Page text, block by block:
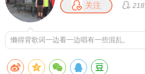
关注 218
懒得背歌词一边看一边唱有一些混乱。